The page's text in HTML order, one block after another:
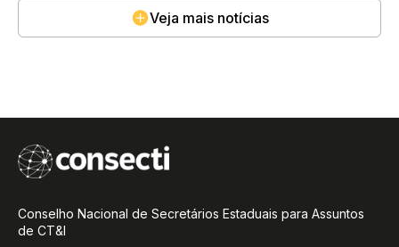
Veja mais notícias
Conselho Nacional de Secretários Estaduais para Assuntos
de CT&I